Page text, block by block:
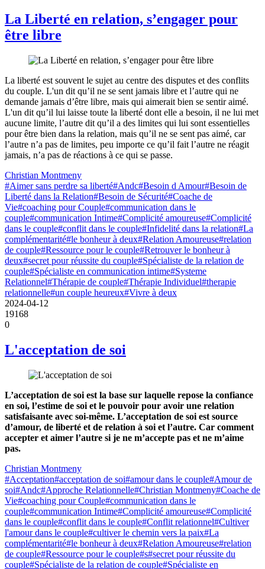
La Liberté en relation, s’engager pour
être libre
La liberté est souvent le sujet au centre des disputes et des conflits
du couple. L'un dit qu’il ne se sent jamais libre et l’autre qui ne
demande jamais d’être libre, mais qui aimerait bien se sentir aimé.
L'un dit qu’il lui laisse toute la liberté dont elle a besoin, il ne lui met
aucune limite, l’autre dit qu’il a des limites qui lui sont essentielles
pour être bien dans la relation, mais qu’il ne se sent pas aimé, car
l’autre n’a pas de limites, peu importe ce qu’il fait l’autre ne réagit
jamais, n’a pas de réactions à ce qui se passe.
Christian Montmeny
#Aimer sans perdre sa liberté#Andc#Besoin d Amour#Besoin de
Liberté dans la Relation#Besoin de Sécurité#Coache de
Vie#coaching pour Couple#communication dans le
couple#communication Intime#Complicité amoureuse#Complicité
dans le couple#conflit dans le couple#Infidelité dans la relation#La
complémentarité#le bonheur à deux#Relation Amoureuse#relation
de couple#Ressource pour le couple#Retrouver le bonheur à
deux#secret pour réussite du couple#Spécialiste de la relation de
couple#Spécialiste en communication intime#Systeme
Relationnel#Thérapie de couple#Thérapie Individuel#therapie
relationnelle#un couple heureux#Vivre à deux
2024-04-12
19168
0
L'acceptation de soi
L’acceptation de soi est la base sur laquelle repose la confiance
en soi, l’estime de soi et le pouvoir pour avoir une relation
satisfaisante avec soi-même. L’acceptation de soi est source
d’amour, de liberté et de relation à soi et l’autre. Car comment
accepter et aimer l’autre si je ne m’accepte pas et ne m’aime
pas.
Christian Montmeny
#Acceptation#acceptation de soi#amour dans le couple#Amour de
soi#Andc#Approche Relationnelle#Christian Montmeny#Coache de
Vie#coaching pour Couple#communication dans le
couple#communication Intime#Complicité amoureuse#Complicité
dans le couple#conflit dans le couple#Conflit relationnel#Cultiver
l'amour dans le couple#cultiver le chemin vers la paix#La
complémentarité#le bonheur à deux#Relation Amoureuse#relation
de couple#Ressource pour le couple#s#secret pour réussite du
couple#Spécialiste de la relation de couple#Spécialiste en